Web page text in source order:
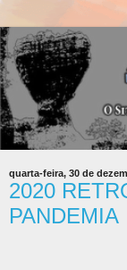
quarta-feira, 30 de
2020
PANDEMIA